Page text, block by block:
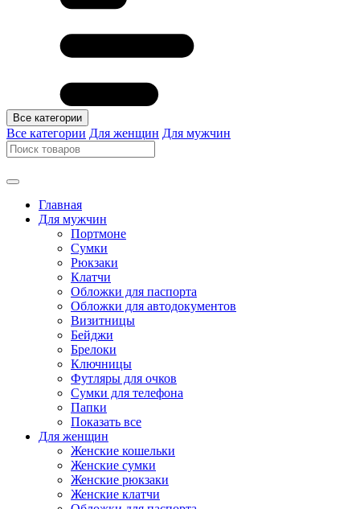
Все категории
Все категории Для женщин Для мужчин
Главная
Для мужчин
Портмоне
Сумки
Рюкзаки
Клатчи
Обложки для паспорта
Обложки для автодокументов
Визитницы
Бейджи
Брелоки
Ключницы
Футляры для очков
Сумки для телефона
Папки
Показать все
Для женщин
Женские кошельки
Женские сумки
Женские рюкзаки
Женские клатчи